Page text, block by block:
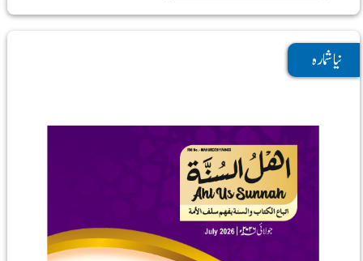
نیا شمارہ